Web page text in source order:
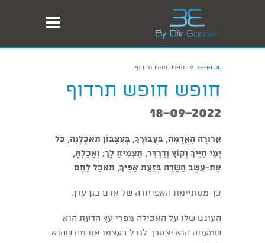
3E-Blog
» חופש חופש תרדוף
חופש חופש תרדוף
18-09-2022
אֲרוּרָה הָאֲדָמָה, בַּעֲבוּרֶךָ, בְּעִצָּבוֹן תֹּאכְלֶנָּה, כֹּל
יְמֵי חַיֶּיךָ וְקוֹץ וְדַרְדַּר, תַּצְמִיחַ לָךְ; וְאָכַלְתָּ,
אֶת-עֵשֶׂב הַשָּׂדֶה בְּזֵעַת אַפֶּיךָ, תֹּאכַל לֶחֶם
כך מסתיימת האפיזודה של אדם בגן עדן.
העונש שלו על האכילה מפרי עץ הדעת הוא
שמעתה הוא יצטרך לגדל בעצמו את מה שהוא